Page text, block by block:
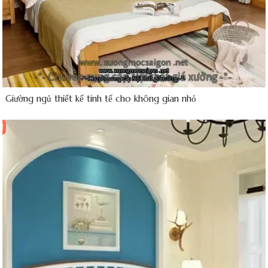
Giường ngủ thiết kế tinh tế cho không gian nhỏ